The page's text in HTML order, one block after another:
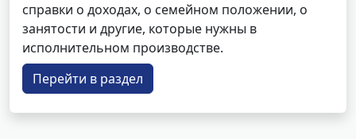
справки о доходах, о семейном положении, о
занятости и другие, которые нужны в
исполнительном производстве.
Перейти в раздел